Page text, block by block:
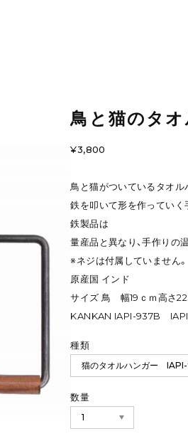
鳥と猫のタ
¥3,800
鳥と猫がついているタオル
鉄を叩いて形を作っていく
鉄製品は
量産品と異なり、手作りの
※ネジは付属していません。
原産国 インド
サイズ 鳥 幅19ｃｍ高さ
KANKAN IAPI-937B
種類
数量